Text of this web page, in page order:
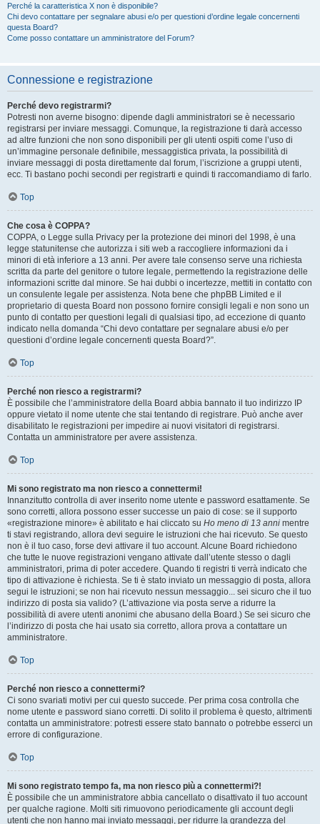
Perché la caratteristica X non è disponibile?
Chi devo contattare per segnalare abusi e/o per questioni d’ordine legale concernenti
questa Board?
Come posso contattare un amministratore del Forum?
Connessione e registrazione
Perché devo registrarmi?
Potresti non averne bisogno: dipende dagli amministratori se è necessario
registrarsi per inviare messaggi. Comunque, la registrazione ti darà accesso
ad altre funzioni che non sono disponibili per gli utenti ospiti come l’uso di
un’immagine personale definibile, messaggistica privata, la possibilità di
inviare messaggi di posta direttamente dal forum, l’iscrizione a gruppi utenti,
ecc. Ti bastano pochi secondi per registrarti e quindi ti raccomandiamo di farlo.
Top
Che cosa è COPPA?
COPPA, o Legge sulla Privacy per la protezione dei minori del 1998, è una
legge statunitense che autorizza i siti web a raccogliere informazioni da i
minori di età inferiore a 13 anni. Per avere tale consenso serve una richiesta
scritta da parte del genitore o tutore legale, permettendo la registrazione delle
informazioni scritte dal minore. Se hai dubbi o incertezze, mettiti in contatto con
un consulente legale per assistenza. Nota bene che phpBB Limited e il
proprietario di questa Board non possono fornire consigli legali e non sono un
punto di contatto per questioni legali di qualsiasi tipo, ad eccezione di quanto
indicato nella domanda “Chi devo contattare per segnalare abusi e/o per
questioni d’ordine legale concernenti questa Board?”.
Top
Perché non riesco a registrarmi?
È possibile che l’amministratore della Board abbia bannato il tuo indirizzo IP
oppure vietato il nome utente che stai tentando di registrare. Può anche aver
disabilitato le registrazioni per impedire ai nuovi visitatori di registrarsi.
Contatta un amministratore per avere assistenza.
Top
Mi sono registrato ma non riesco a connettermi!
Innanzitutto controlla di aver inserito nome utente e password esattamente. Se
sono corretti, allora possono esser successe un paio di cose: se il supporto
«registrazione minore» è abilitato e hai cliccato su Ho meno di 13 anni mentre
ti stavi registrando, allora devi seguire le istruzioni che hai ricevuto. Se questo
non è il tuo caso, forse devi attivare il tuo account. Alcune Board richiedono
che tutte le nuove registrazioni vengano attivate dall’utente stesso o dagli
amministratori, prima di poter accedere. Quando ti registri ti verrà indicato che
tipo di attivazione è richiesta. Se ti è stato inviato un messaggio di posta, allora
segui le istruzioni; se non hai ricevuto nessun messaggio... sei sicuro che il tuo
indirizzo di posta sia valido? (L’attivazione via posta serve a ridurre la
possibilità di avere utenti anonimi che abusano della Board.) Se sei sicuro che
l’indirizzo di posta che hai usato sia corretto, allora prova a contattare un
amministratore.
Top
Perché non riesco a connettermi?
Ci sono svariati motivi per cui questo succede. Per prima cosa controlla che
nome utente e password siano corretti. Di solito il problema è questo, altrimenti
contatta un amministratore: potresti essere stato bannato o potrebbe esserci un
errore di configurazione.
Top
Mi sono registrato tempo fa, ma non riesco più a connettermi?!
È possibile che un amministratore abbia cancellato o disattivato il tuo account
per qualche ragione. Molti siti rimuovono periodicamente gli account degli
utenti che non hanno mai inviato messaggi, per ridurre la grandezza del